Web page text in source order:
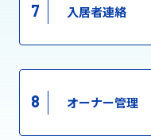
7 入居者連絡
8 オーナー管理